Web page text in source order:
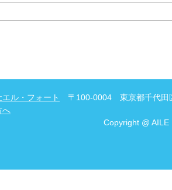
ル・フォート
〒100-0004 東京都千代田
へ
Copyright @